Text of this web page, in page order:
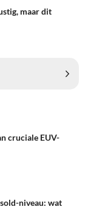
maar dit
cruciale EUV-
niveau: wat